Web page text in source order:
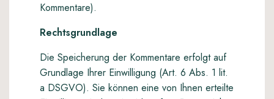
Kommentare).
Rechtsgrundlage
Die Speicherung der Kommentare erfolgt auf
Grundlage Ihrer Einwilligung (Art. 6 Abs. 1 lit.
a DSGVO). Sie können eine von Ihnen erteilte